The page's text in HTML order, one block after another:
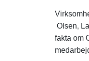
Olsen,
fakta om